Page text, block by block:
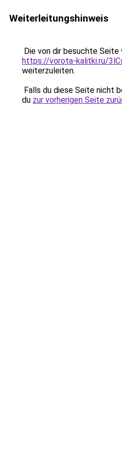
Weiterleitungshinweis
Die von dir besuchte Seite
https://vorota-kalitki.ru/
weiterzuleiten.
Falls du diese Seite nicht
du zur vorherigen Seite